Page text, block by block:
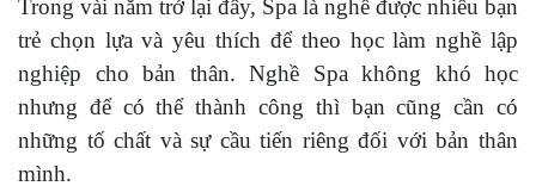
Trong vài năm trở lại đây, Spa là nghề được nhiều bạn
trẻ chọn lựa và yêu thích để theo học làm nghề lập
nghiệp cho bản thân. Nghề Spa không khó học
nhưng để có thể thành công thì bạn cũng cần có
những tố chất và sự cầu tiến riêng đối với bản thân
mình.